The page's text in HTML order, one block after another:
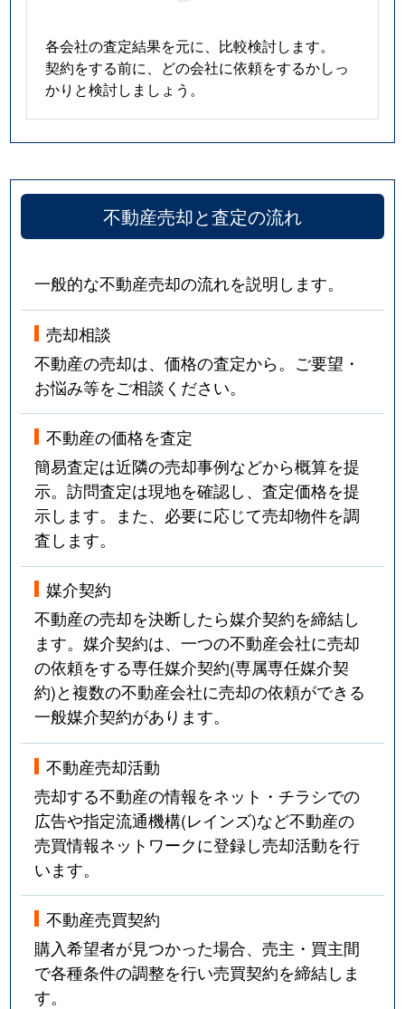
各会社の査定結果を元に、比較検討します。
契約をする前に、どの会社に依頼をするかしっ
かりと検討しましょう。
不動産売却と査定の流れ
一般的な不動産売却の流れを説明します。
売却相談
不動産の売却は、価格の査定から。ご要望・
お悩み等をご相談ください。
不動産の価格を査定
簡易査定は近隣の売却事例などから概算を提
示。訪問査定は現地を確認し、査定価格を提
示します。また、必要に応じて売却物件を調
査します。
媒介契約
不動産の売却を決断したら媒介契約を締結し
ます。媒介契約は、一つの不動産会社に売却
の依頼をする専任媒介契約(専属専任媒介契
約)と複数の不動産会社に売却の依頼ができる
一般媒介契約があります。
不動産売却活動
売却する不動産の情報をネット・チラシでの
広告や指定流通機構(レインズ)など不動産の
売買情報ネットワークに登録し売却活動を行
います。
不動産売買契約
購入希望者が見つかった場合、売主・買主間
で各種条件の調整を行い売買契約を締結しま
す。